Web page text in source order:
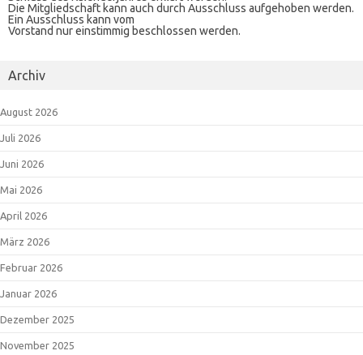
Die Mitgliedschaft kann auch durch Ausschluss aufgehoben werden.
Ein Ausschluss kann vom
Vorstand nur einstimmig beschlossen werden.
Archiv
August 2026
Juli 2026
Juni 2026
Mai 2026
April 2026
März 2026
Februar 2026
Januar 2026
Dezember 2025
November 2025